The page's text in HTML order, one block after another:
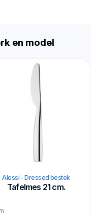
en model
Alessi - Dressed bestek
Tafelmes 21 cm.